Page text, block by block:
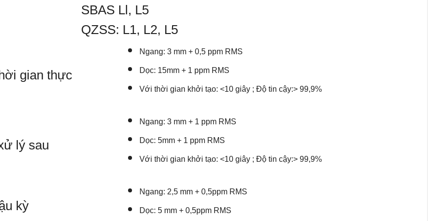
A60 PRO IMU HNGF CHÍNH HÃNG
ra mắt vào đầu năm 2021.Máy RTK FOIF A60 Pro
FOIF A60 Pro có kiểu dáng nhỏ gọn, tinh tế và cũng rất chắc
kênh. Máy có khả năng theo dõi được tất cả các loại vệ
Galileo, BeiDou, SBAS, QZSS…
SBAS Ll, L5
QZSS: L1, L2, L5
gian thực
Ngang: 3 mm + 0,5 ppm RMS
Dọc: 15mm + 1 ppm RMS
Với thời gian khởi tạo: <10 giây ; Độ tin cậy:> 99,9%
lý sau
Ngang: 3 mm + 1 ppm RMS
Dọc: 5mm + 1 ppm RMS
Với thời gian khởi tạo: <10 giây ; Độ tin cậy:> 99,9%
kỳ
Ngang: 2,5 mm + 0,5ppm RMS
Dọc: 5 mm + 0,5ppm RMS